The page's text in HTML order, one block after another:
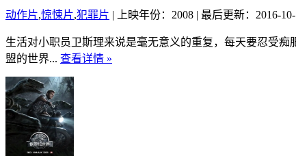
动作片,惊悚片,犯罪片 | 上映年份：2008 | 最后更新：2016-10-
生活对小职员卫斯理来说是毫无意义的重复，每天要忍受
盟的世界... 查看详情 »